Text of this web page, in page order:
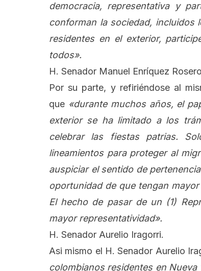
democracia, representativa y
conforman la sociedad,
residentes en el exterior,
todos».
H. Senador Manuel Enríquez
Por su parte, y refiriéndose al
que «durante muchos años, el
exterior se ha limitado a los
celebrar las fiestas patrias.
lineamientos para proteger al
auspiciar el sentido de
oportunidad de que tengan
El hecho de pasar de un (1)
mayor representatividad».
H. Senador Aurelio Iragorri.
Asi mismo el H. Senador Aurelio
colombianos residentes en